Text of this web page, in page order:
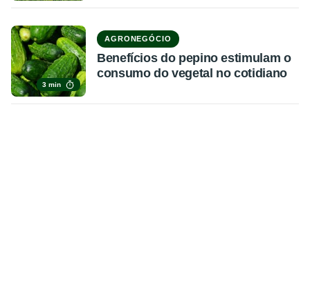
3 min
AGRONEGÓCIO
Benefícios do pepino estimulam o
consumo do vegetal no cotidiano